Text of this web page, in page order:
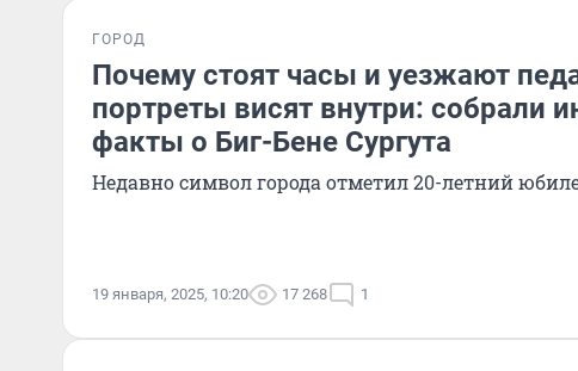
ГОРОД
Почему стоят часы и уезжают
портреты висят внутри: собрали
факты о Биг-Бене Сургута
Недавно символ города отметил 20-летний
19 января, 2025, 10:20 17 268 1